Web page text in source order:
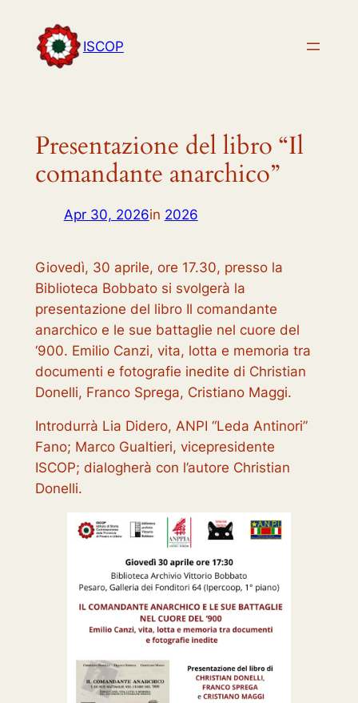
contenuto
ISCOP
Presentazione del libro “Il
comandante anarchico”
Apr 30, 2026in 2026
Giovedì, 30 aprile, ore 17.30, presso la
Biblioteca Bobbato si svolgerà la
presentazione del libro Il comandante
anarchico e le sue battaglie nel cuore del
‘900. Emilio Canzi, vita, lotta e memoria tra
documenti e fotografie inedite di Christian
Donelli, Franco Sprega, Cristiano Maggi.
Introdurrà Lia Didero, ANPI “Leda Antinori”
Fano; Marco Gualtieri, vicepresidente
ISCOP; dialogherà con l’autore Christian
Donelli.